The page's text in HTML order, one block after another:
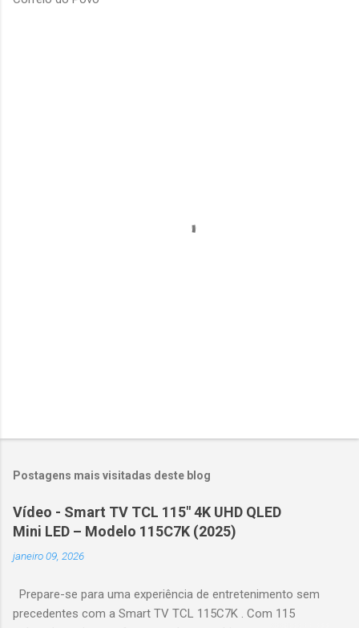
Postagens mais visitadas deste blog
Vídeo - Smart TV TCL 115" 4K UHD QLED
Mini LED – Modelo 115C7K (2025)
janeiro 09, 2026
Prepare-se para uma experiência de entretenimento sem
precedentes com a Smart TV TCL 115C7K . Com 115